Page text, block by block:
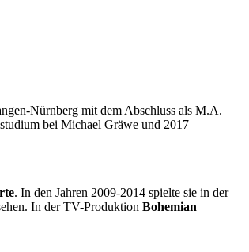
Nürnberg mit dem Abschluss als M.A.
bei Michael Gräwe und 2017
. In den Jahren 2009-2014 spielte sie in der
In der TV-Produktion Bohemian